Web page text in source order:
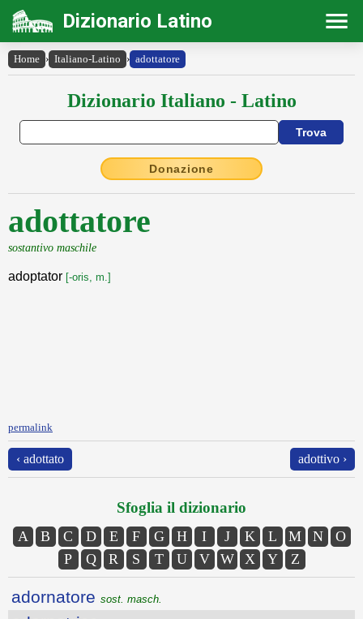
Dizionario Latino
Home › Italiano-Latino › adottatore
Dizionario Italiano - Latino
Donazione
adottatore
sostantivo maschile
adoptator [-oris, m.]
permalink
‹ adottato adottivo ›
Sfoglia il dizionario
A B C D E F G H I J K L M N
O
P
Q R S T U V W X Y Z
adornatore sost. masch.